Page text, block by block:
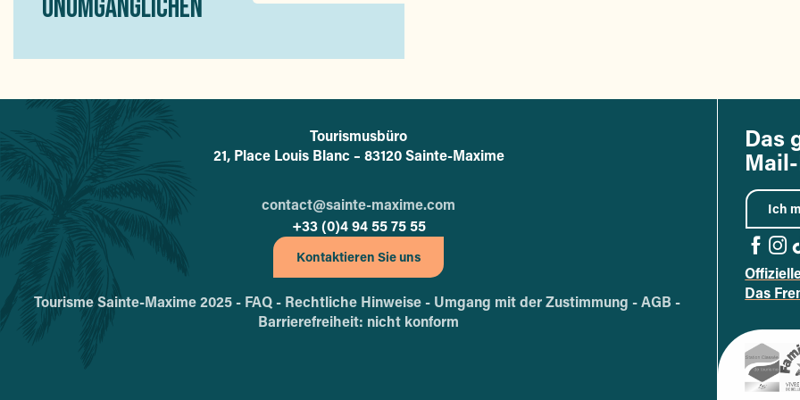
UNUMGÄNGLICHEN
L'office de tourisme de Sainte-Maxime
Tourismusbüro
21, Place Louis Blanc – 83120 Sainte-Maxime
contact@sainte-maxime.com
+33 (0)4 94 55 75 55
Kontaktieren Sie uns
Tourisme Sainte-Maxime 2025 - FAQ - Rechtliche Hinweise - Umgang mit der Zustimmung -AGB -
Barrierefreiheit: nicht konform
Das
Ich
Zur
Das
Site